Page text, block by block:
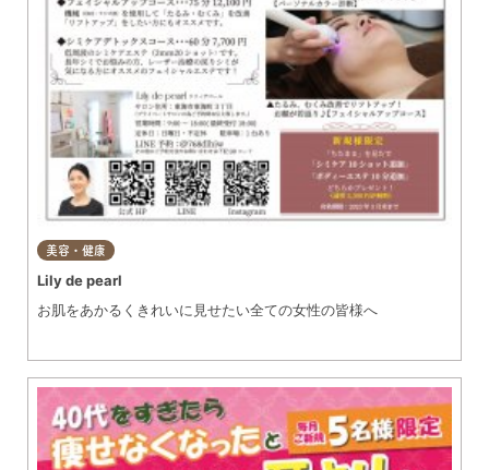
美容・健康
Lily de pearl
お肌をあかるくきれいに見せたい全ての女性の皆様へ